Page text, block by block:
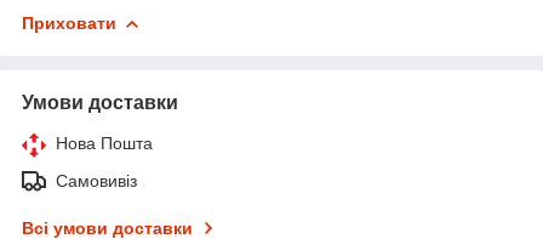
Приховати
Умови доставки
Нова Пошта
Самовивіз
Всі умови доставки